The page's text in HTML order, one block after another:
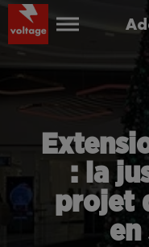
: la
projet
en